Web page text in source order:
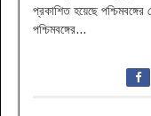
প্রকাশিত হয়েছে
পশ্চিমবঙ্গের...